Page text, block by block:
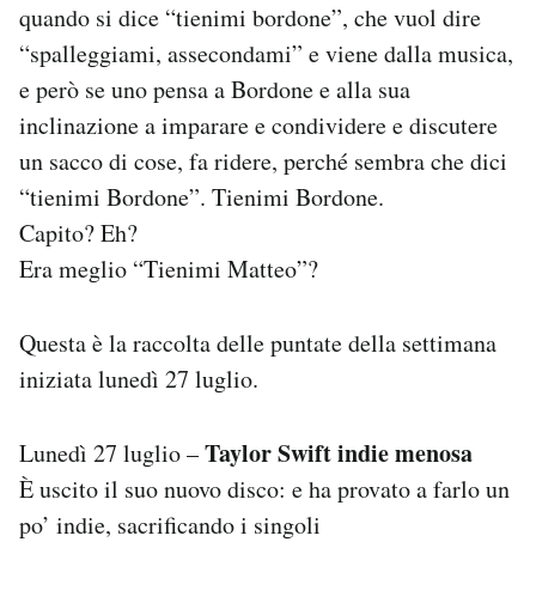
AREA PERSONALE
Newsletter
Notifiche mobile
Regala il Post
Hai bisogno di aiuto?
Esci
quando si dice “tienimi bordone”, che vuol dire
“spalleggiami, assecondami” e viene dalla musica,
e però se uno pensa a Bordone e alla sua
inclinazione a imparare e condividere e discutere
un sacco di cose, fa ridere, perché sembra che dici
“tienimi Bordone”. Tienimi Bordone.
Capito? Eh?
Era meglio “Tienimi Matteo”?
Questa è la raccolta delle puntate della settimana
iniziata lunedì 27 luglio.
Lunedì 27 luglio –Taylor Swift indie menosa
È uscito il suo nuovo disco: e ha provato a farlo un
po’ indie, sacrificando i singoli